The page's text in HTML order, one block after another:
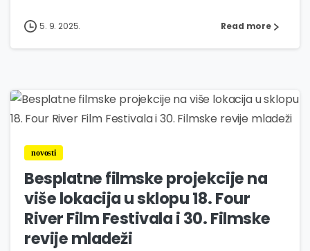
5. 9. 2025. Read more
0
novosti
Besplatne filmske projekcije na
više lokacija u sklopu 18. Four
River Film Festivala i 30. Filmske
revije mladeži